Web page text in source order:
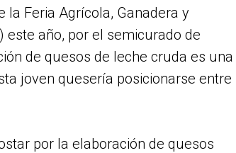
la Feria Agrícola, Ganadera y
este año, por el semicurado de
de quesos de leche cruda es una
joven quesería posicionarse entre
por la elaboración de quesos